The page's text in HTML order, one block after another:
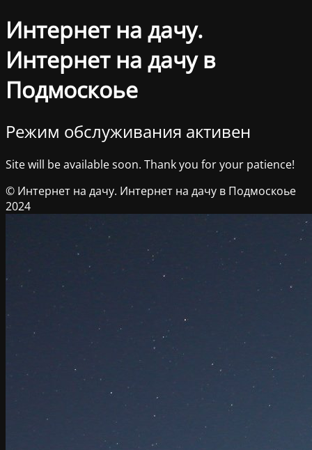
Интернет на дачу.
Интернет на дачу в
Подмоскоье
Режим обслуживания активен
Site will be available soon. Thank you for your patience!
© Интернет на дачу. Интернет на дачу в Подмоскоье
2024